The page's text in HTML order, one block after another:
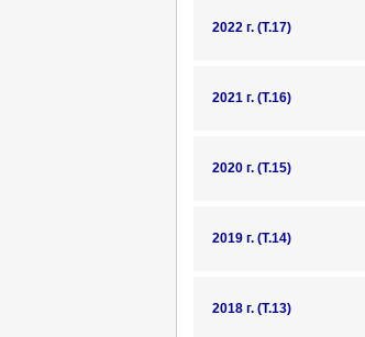
2022 г. (Т.17)
2021 г. (Т.16)
2020 г. (Т.15)
2019 г. (Т.14)
2018 г. (Т.13)